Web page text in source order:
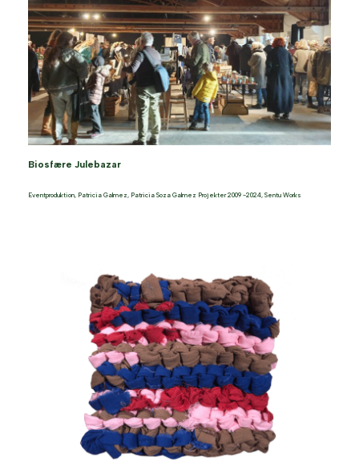
Biosfære Julebazar
Eventproduktion Patricia Galmez Patricia Soza Galmez Projekter 2009 -2024 Sentu Works